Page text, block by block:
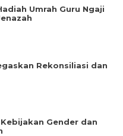
Umrah Guru Ngaji
Rekonsiliasi dan
Gender dan